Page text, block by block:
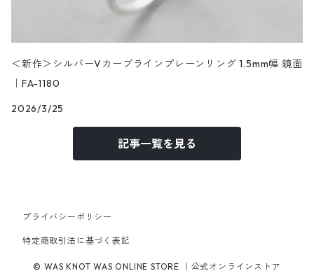
＜新作＞シルバーVカーブラインプレーンリング 1.5mm幅 鏡面
｜FA-1180
2026/3/25
記事一覧を見る
プライバシーポリシー
特定商取引法に基づく表記
© WAS KNOT WAS ONLINE STORE ｜公式オンラインストア